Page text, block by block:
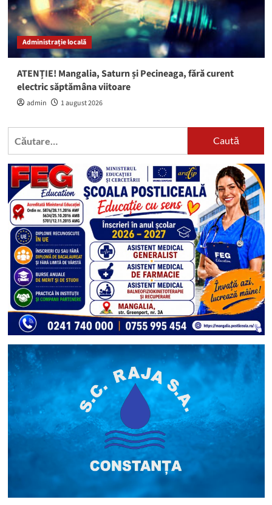
Administrație locală
ATENȚIE! Mangalia, Saturn și Pecineaga, fără curent
electric săptămâna viitoare
admin 1 august 2026